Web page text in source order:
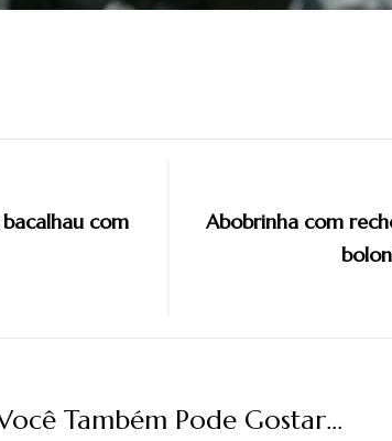
com
Abobrinha com
Também Pode Gostar...